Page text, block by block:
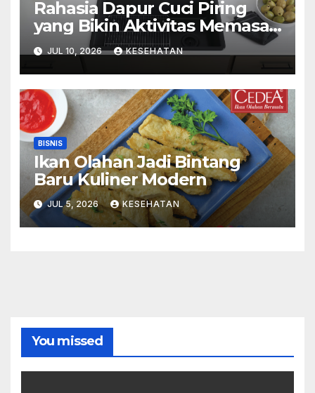
Rahasia Dapur Cuci Piring
yang Bikin Aktivitas Memasak
Menyenangkan
JUL 10, 2026 KESEHATAN
BISNIS
Ikan Olahan Jadi Bintang
Baru Kuliner Modern
JUL 5, 2026 KESEHATAN
You missed